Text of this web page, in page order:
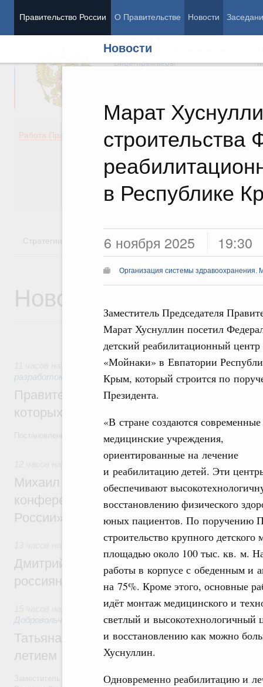
Правительство России О Правительстве Новости
Новости
Марат
строительства
в Республике
6 ноября 2025 19:30
Организация системы здравоохранения.
Заместитель Председателя
Марат Хуснуллин посетил
детский реабилитационный центр
«Мойнаки» в Евпатории
Крым, который строится по
Президента.
«В стране создаются современные
медицинские учреждения,
ориентированные на лечение
и реабилитацию детей. Эти
обеспечивают
восстановлению физического
юных пациентов. По поручению
строительство крупного
площадью около 100 тыс. кв. м.
работы в корпусе с обеденным и
на 75%. Кроме этого, основные
идёт монтаж медицинского и
светлый и
и восстановлению как можно
Хуснуллин.
Одновременно реабилитацию и
Председатель Правительства
Вице-премьеры
Работа Правительства
Демография
Здоровье
Культура
Общество
Государство
Стратегии Государственные программы
Новости
Государственная политика в сфере
разработок
Правительство расширило перечень
которых освобождаются от НДФЛ
Постановление от 5 августа 2026 года №978
Отрасль информационных технологий
Михаил Мишустин дал поручения по
конференции «Цифровая индустрия
России»
Спорт высших достижений и массовый
Дмитрий Чернышенко и Михаил
россиян с Днём физкультурника
Социальные инновации. Некоммерческие
Добровольчество и волонтёрство. Благотворительность
Татьяна Голикова поздравила
летием
Заместитель Председателя Правительства Татьяна Голикова